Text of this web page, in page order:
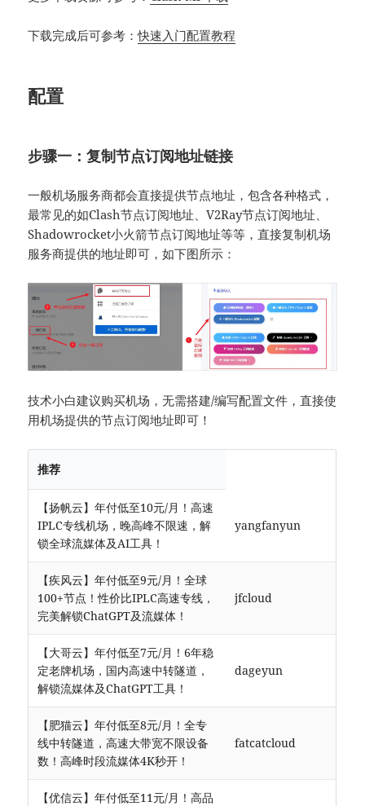
下载完成后可参考：快速入门配置教程
配置
步骤一：复制节点订阅地址链接
一般机场服务商都会直接提供节点地址，包含各种格式，
最常见的如Clash节点订阅地址、V2Ray节点订阅地址、
Shadowrocket小火箭节点订阅地址等等，直接复制机场
服务商提供的地址即可，如下图所示：
技术小白建议购买机场，无需搭建/编写配置文件，直接使
用机场提供的节点订阅地址即可！
推荐
【扬帆云】年付低至10元/月！高速
IPLC专线机场，晚高峰不限速，解
锁全球流媒体及AI工具！
yangfanyun
【疾风云】年付低至9元/月！全球
100+节点！性价比IPLC高速专线，
完美解锁ChatGPT及流媒体！
jfcloud
【大哥云】年付低至7元/月！6年稳
定老牌机场，国内高速中转隧道，
解锁流媒体及ChatGPT工具！
dageyun
【肥猫云】年付低至8元/月！全专
线中转隧道，高速大带宽不限设备
数！高峰时段流媒体4K秒开！
fatcatcloud
【优信云】年付低至11元/月！高品